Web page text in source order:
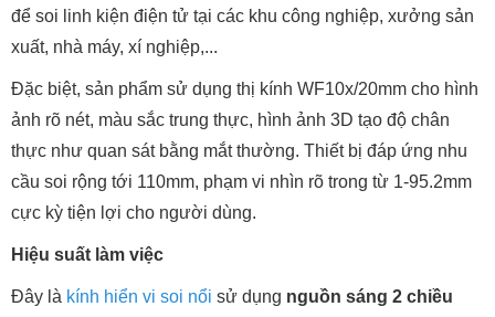
để soi linh kiện điện tử tại các khu công nghiệp, xưởng sản
xuất, nhà máy, xí nghiệp,...
Đặc biệt, sản phẩm sử dụng thị kính WF10x/20mm cho hình
ảnh rõ nét, màu sắc trung thực, hình ảnh 3D tạo độ chân
thực như quan sát bằng mắt thường. Thiết bị đáp ứng nhu
cầu soi rộng tới 110mm, phạm vi nhìn rõ trong từ 1-95.2mm
cực kỳ tiện lợi cho người dùng.
Hiệu suất làm việc
Đây là kính hiển vi soi nổi sử dụng nguồn sáng 2 chiều